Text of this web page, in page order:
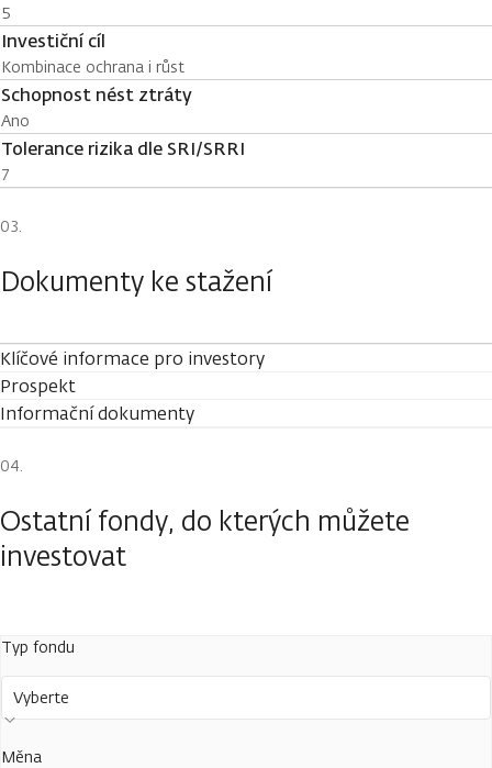
5
Investiční cíl
Kombinace ochrana i růst
Schopnost nést ztráty
Ano
Tolerance rizika dle SRI/SRRI
7
Dokumenty ke stažení
Klíčové informace pro investory
Prospekt
Informační dokumenty
Ostatní fondy, do kterých můžete
investovat
Typ fondu
Vyberte
Měna